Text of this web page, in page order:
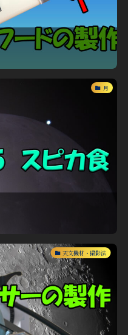
月
天文機材・撮影法